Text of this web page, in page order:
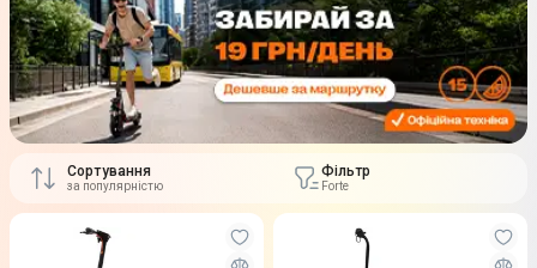
Сортування
за популярністю
Фільтр
Forte